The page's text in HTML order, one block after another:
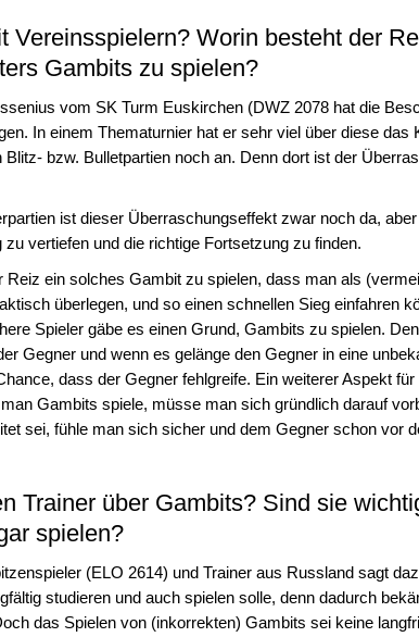
Vereinsspielern? Worin besteht der
Gambits zu spielen?
vom SK Turm Euskirchen (DWZ 2078 hat die
In einem Thematurnier hat er sehr viel über diese das
Blitz- bzw. Bulletpartien noch an. Denn dort ist der
ist dieser Überraschungseffekt zwar noch da,
zu vertiefen und die richtige Fortsetzung zu finden.
Reiz ein solches Gambit zu spielen, dass man als
überlegen, und so einen schnellen Sieg einfahren
Spieler gäbe es einen Grund, Gambits zu spielen.
Gegner und wenn es gelänge den Gegner in eine
dass der Gegner fehlgreife. Ein weiterer Aspekt
Gambits spiele, müsse man sich gründlich darauf
sei, fühle man sich sicher und dem Gegner schon vor
Trainer über Gambits? Sind sie
spielen?
(ELO 2614) und Trainer aus Russland sagt
studieren und auch spielen solle, denn dadurch
das Spielen von (inkorrekten) Gambits sei keine